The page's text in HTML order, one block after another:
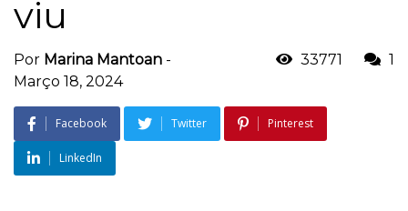
viu
Por Marina Mantoan -
Março 18, 2024
33771 1
Facebook Twitter Pinterest
LinkedIn